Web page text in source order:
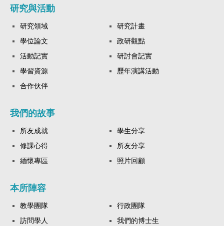
研究與活動
研究領域
研究計畫
學位論文
政研觀點
活動記實
研討會記實
學習資源
歷年演講活動
合作伙伴
我們的故事
所友成就
學生分享
修課心得
所友分享
緬懷專區
照片回顧
本所陣容
教學團隊
行政團隊
訪問學人
我們的博士生